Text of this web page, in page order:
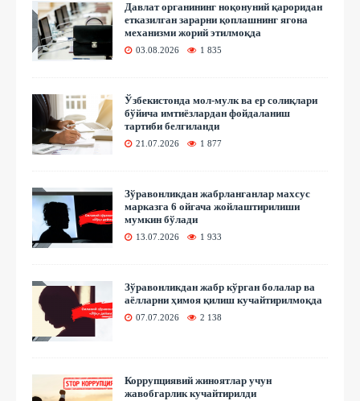
Давлат органининг ноқонуний қароридан
етказилган зарарни қоплашнинг ягона
механизми жорий этилмоқда
03.08.2026 1 835
Ўзбекистонда мол-мулк ва ер солиқлари
бўйича имтиёзлардан фойдаланиш
тартиби белгиланди
21.07.2026 1 877
Зўравонликдан жабрланганлар махсус
марказга 6 ойгача жойлаштирилиши
мумкин бўлади
13.07.2026 1 933
Зўравонликдан жабр кўрган болалар ва
аёлларни ҳимоя қилиш кучайтирилмоқда
07.07.2026 2 138
Коррупциявий жиноятлар учун
жавобгарлик кучайтирилди